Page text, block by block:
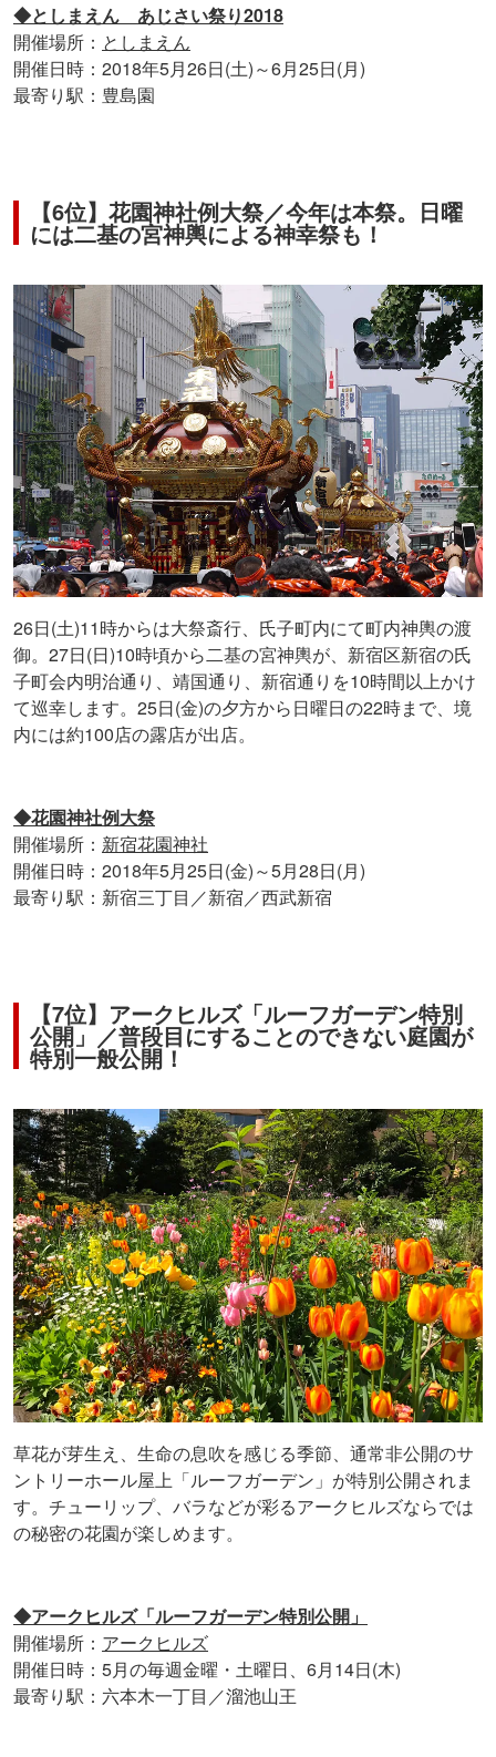
◆としまえん あじさい祭り2018
開催場所： としまえん
開催日時：2018年5月26日(土)～6月25日(月)
最寄り駅：豊島園
【6位】花園神社例大祭／今年は本祭。日曜
には二基の宮神輿による神幸祭も！
26日(土)11時からは大祭斎行、氏子町内にて町内神輿の渡
御。27日(日)10時頃から二基の宮神輿が、新宿区新宿の氏
子町会内明治通り、靖国通り、新宿通りを10時間以上かけ
て巡幸します。25日(金)の夕方から日曜日の22時まで、境
内には約100店の露店が出店。
◆花園神社例大祭
開催場所： 新宿花園神社
開催日時：2018年5月25日(金)～5月28日(月)
最寄り駅：新宿三丁目／新宿／西武新宿
【7位】アークヒルズ「ルーフガーデン特別
公開」／普段目にすることのできない庭園が
特別一般公開！
草花が芽生え、生命の息吹を感じる季節、通常非公開のサ
ントリーホール屋上「ルーフガーデン」が特別公開されま
す。チューリップ、バラなどが彩るアークヒルズならでは
の秘密の花園が楽しめます。
◆アークヒルズ「ルーフガーデン特別公開」
開催場所： アークヒルズ
開催日時：5月の毎週金曜・土曜日、6月14日(木)
最寄り駅：六本木一丁目／溜池山王